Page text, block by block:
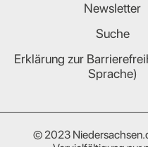
Newsletter
Suche
Erklärung zur
Sprache)
© 2023